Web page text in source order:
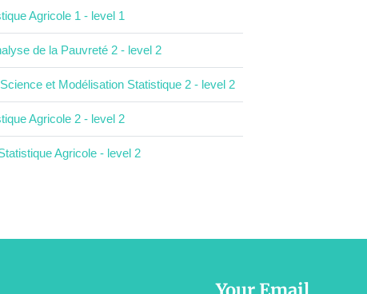
Agricole 1 - level 1
de la Pauvreté 2 - level 2
et Modélisation Statistique 2 - level 2
Agricole 2 - level 2
Agricole - level 2